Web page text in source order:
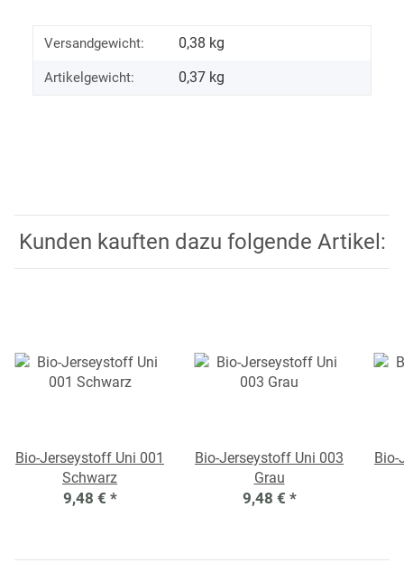
Versandgewicht: 0,38 kg
Artikelgewicht: 0,37 kg
Kunden kauften dazu folgende Artikel:
Bio-Jerseystoff Uni 001
Schwarz
9,48 € *
Bio-Jerseystoff Uni 003
Grau
9,48 € *
Bio-